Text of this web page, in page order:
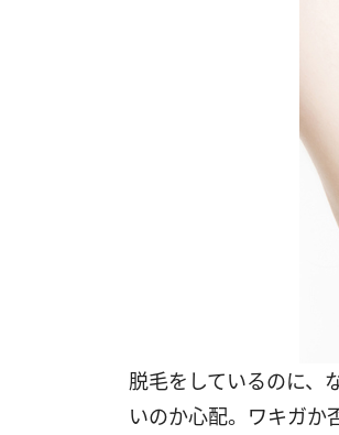
脱毛をしているのに、
いのか心配。ワキガか